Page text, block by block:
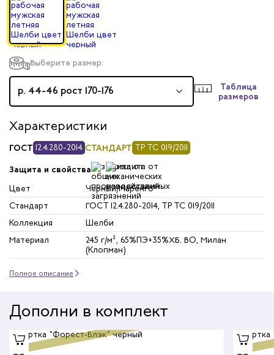
Выберите размер:
р. 44-46 рост 170-176
Таблица
размеров
Характеристики
ГОСТ 12.4.280-2014 СТАНДАРТ ТР ТС 019/2011
Защита и свойства
Цвет
Черный/Маренго
Стандарт
ГОСТ 12.4.280-2014, ТР ТС 019/2011
Коллекция
Шелби
Материал
245 г/м², 65%ПЭ+35%ХБ. ВО, Милан
(Клопман)
Полное описание
Дополни в комплект